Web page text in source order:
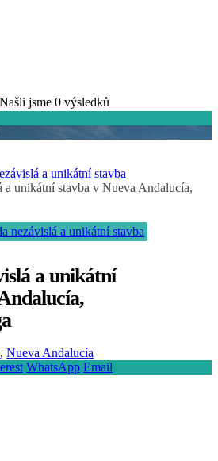
Našli jsme0 výsledků
a unikátní stavba
unikátní stavba v Nueva Andalucía,
nezávislá a unikátní stavba
a unikátní
,Nueva Andalucía
WhatsApp Email